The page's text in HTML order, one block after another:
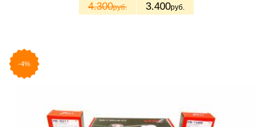
4.300руб. 3.400руб.
-4%